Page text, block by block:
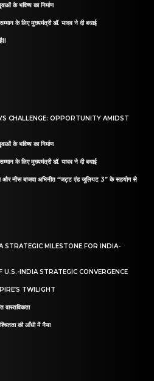
के भविष्य का निर्माण
सम्मान के लिए मुख्यमंत्री डॉ. यादव ने दी बधाई
CHALLENGE: OPPORTUNITY AMIDST
के भविष्य का निर्माण
सम्मान के लिए मुख्यमंत्री डॉ. यादव ने दी बधाई
और नीरू बाजवा अभिनीत “जट्ट एंड जूलियट 3” के सहयोग से
STRATEGIC MILESTONE FOR INDIA-
INDIA STRATEGIC CONVERGENCE
TWILIGHT
वास्तविकता
की आँधी में नैया